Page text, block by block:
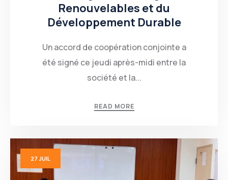
Renouvelables et du
Développement Durable
Un accord de coopération conjointe a
été signé ce jeudi après-midi entre la
société et la...
READ MORE
27 JUIL